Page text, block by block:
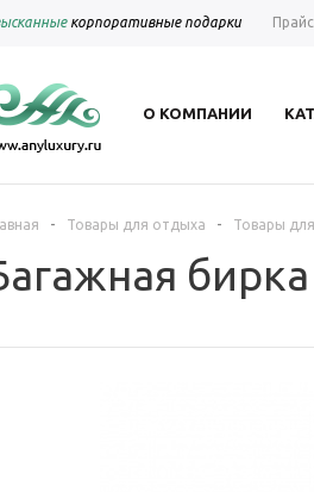
корпоративные подарки
О КОМПАНИИ
- Товары для отдыха - Товары